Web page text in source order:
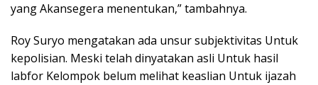
yang Akansegera menentukan,” tambahnya.
Roy Suryo mengatakan ada unsur subjektivitas Untuk
kepolisian. Meski telah dinyatakan asli Untuk hasil
labfor Kelompok belum melihat keaslian Untuk ijazah